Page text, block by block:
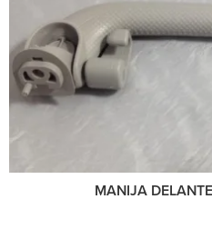
MANIJA